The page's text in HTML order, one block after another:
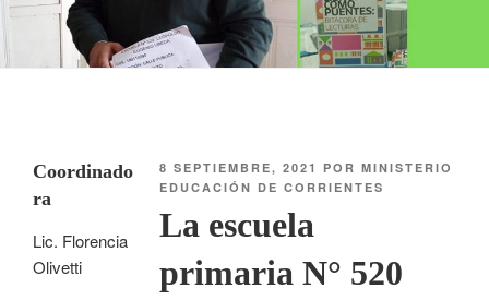
8 SEPTIEMBRE, 2021 PORMINISTERIO
EDUCACIÓN DE CORRIENTES
La escuela
primaria N° 520
Coordinado
ra
Lic. Florencia
Olivetti